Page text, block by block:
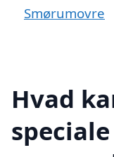
Smørumovre
Hvad